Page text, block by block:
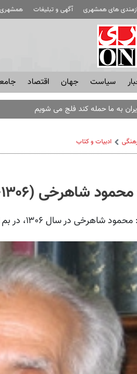
های همشهری آگهی و تبلیغات
سياست جهان اقتصاد
ایران به ما حمله کند فلج می شویم
ادبیات و کتاب
شاهرخی (۱۳۰۶- ۱۳۸۸)
۱۳۰۶، در بم از توابع استان کرمان به دنیا آمد
فعال شد!!
به بزرگترین
اومدید! | فقط ۲۵